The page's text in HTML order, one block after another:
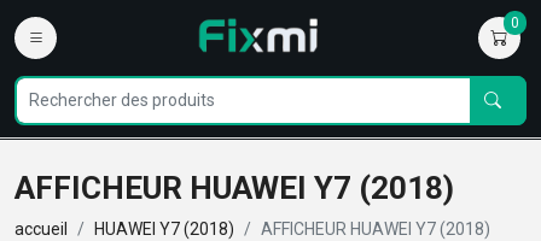
0
AFFICHEUR HUAWEI Y7 (2018)
accueil HUAWEI Y7 (2018) AFFICHEUR HUAWEI Y7 (2018)